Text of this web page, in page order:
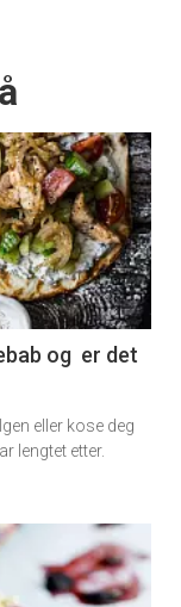
og er det
eller kose deg
lengtet etter.